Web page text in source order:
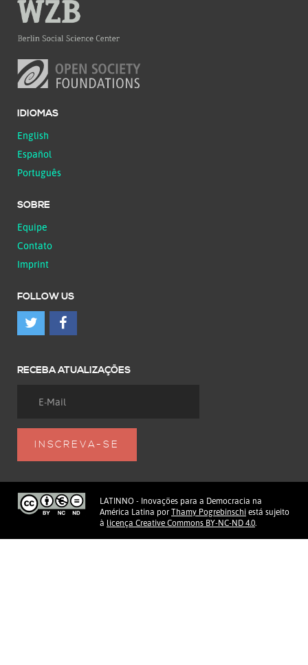
IDIOMAS
English
Español
Português
SOBRE
Equipe
Contato
Imprint
FOLLOW US
RECEBA ATUALIZAÇÕES
LATINNO - Inovações para a Democracia na
América Latina por Thamy Pogrebinschi está sujeito
à licença Creative Commons BY-NC-ND 4.0.